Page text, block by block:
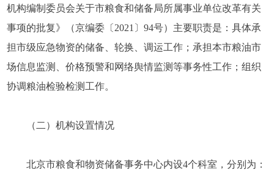
机构编制委员会关于市粮食和储备局所属事业单位改革有关
事项的批复》（京编委〔2021〕94号）主要职责是：具体承
担市级应急物资的储备、轮换、调运工作；承担本市粮油市
场信息监测、价格预警和网络舆情监测等事务性工作；组织
协调粮油检验检测工作。
（二）机构设置情况
北京市粮食和物资储备事务中心内设4个科室，分别为：